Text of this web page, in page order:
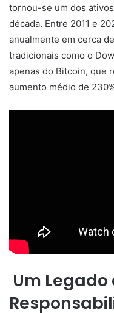
tornou-se um dos
década. Entre 2011 e
anualmente em cerca
tradicionais como o
apenas do Bitcoin, que
aumento médio de
Um